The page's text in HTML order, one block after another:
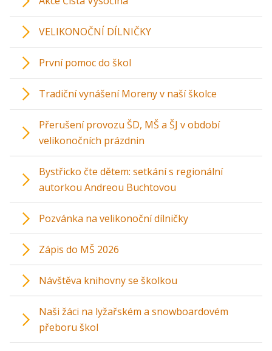
VELIKONOČNÍ DÍLNIČKY
První pomoc do škol
Tradiční vynášení Moreny v naší školce
Přerušení provozu ŠD, MŠ a ŠJ v období
velikonočních prázdnin
Bystřicko čte dětem: setkání s regionální
autorkou Andreou Buchtovou
Pozvánka na velikonoční dílničky
Zápis do MŠ 2026
Návštěva knihovny se školkou
Naši žáci na lyžařském a snowboardovém
přeboru škol